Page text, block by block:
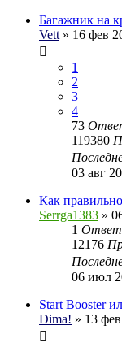
Багажник на
Vett » 16 фев
1
2
3
4
73
119380
03 авг
Как
Serrga1383 »
1
12176
06 июл
Start Booster
Dima! » 13